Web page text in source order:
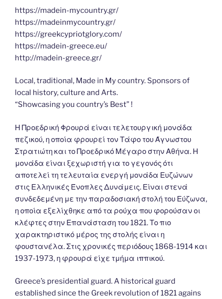
https://madein-mycountry.gr/
https://madeinmycountry.gr/
https://greekcypriotglory.com/
https://madein-greece.eu/
http://madein-greece.gr/
Local, traditional, Made in My country. Sponsors of
local history, culture and Arts.
“Showcasing you country’s Best” !
Η Προεδρική Φρουρά είναι τελετουργική μονάδα
πεζικού, η οποία φρουρεί τον Τάφο του Άγνωστου
Στρατιώτη και το Προεδρικό Μέγαρο στην Αθήνα. Η
μονάδα είναι ξεχωριστή για το γεγονός ότι
αποτελεί τη τελευταία ενεργή μονάδα Ευζώνων
στις Ελληνικές Ένοπλες Δυνάμεις. Είναι στενά
συνδεδεμένη με την παραδοσιακή στολή του Εύζωνα,
η οποία εξελίχθηκε από τα ρούχα που φορούσαν οι
κλέφτες στην Επανάσταση του 1821. Το πιο
χαρακτηριστικό μέρος της στολής είναι η
φουστανέλα. Στις χρονικές περιόδους 1868-1914 και
1937-1973, η φρουρά είχε τμήμα ιππικού.
Greece’s presidential guard. A historical guard
established since the Greek revolution of 1821 agains